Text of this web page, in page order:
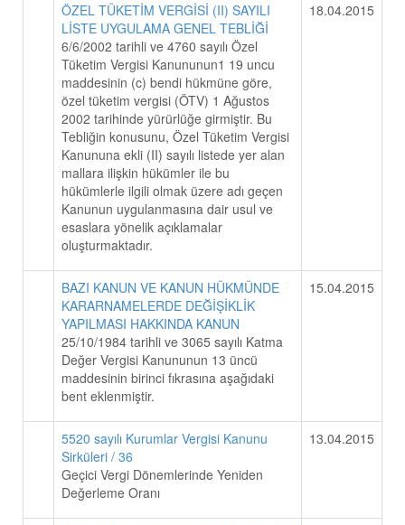
ÖZEL TÜKETİM VERGİSİ (II) SAYILI
LİSTE UYGULAMA GENEL TEBLİĞİ
6/6/2002 tarihli ve 4760 sayılı Özel
Tüketim Vergisi Kanununun1 19 uncu
maddesinin (c) bendi hükmüne göre,
özel tüketim vergisi (ÖTV) 1 Ağustos
2002 tarihinde yürürlüğe girmiştir. Bu
Tebliğin konusunu, Özel Tüketim Vergisi
Kanununa ekli (II) sayılı listede yer alan
mallara ilişkin hükümler ile bu
hükümlerle ilgili olmak üzere adı geçen
Kanunun uygulanmasına dair usul ve
esaslara yönelik açıklamalar
oluşturmaktadır.
18.04.2015
BAZI KANUN VE KANUN HÜKMÜNDE
KARARNAMELERDE DEĞİŞİKLİK
YAPILMASI HAKKINDA KANUN
25/10/1984 tarihli ve 3065 sayılı Katma
Değer Vergisi Kanununun 13 üncü
maddesinin birinci fıkrasına aşağıdaki
bent eklenmiştir.
15.04.2015
5520 sayılı Kurumlar Vergisi Kanunu
Sirküleri / 36
Geçici Vergi Dönemlerinde Yeniden
Değerleme Oranı
13.04.2015